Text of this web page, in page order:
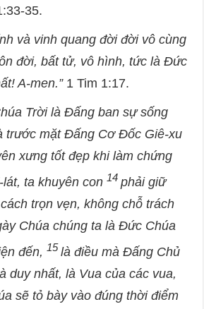
35.
và vinh quang đời đời vô cùng
đời, bất tử, vô hình, tức là Đức
A-men.” 1 Tim 1:17.
Trời là Đấng ban sự sống
trước mặt Đấng Cơ Đốc Giê-xu
xưng tốt đẹp khi làm chứng
ta khuyên con14 phải giữ
trọn vẹn, không chỗ trách
Chúa chúng ta là Đức Chúa
đến,15là điều mà Đấng Chủ
duy nhất, là Vua của các vua,
sẽ tỏ bày vào đúng thời điểm